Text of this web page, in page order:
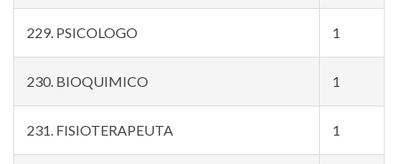
229. PSICOLOGO 1
230. BIOQUIMICO 1
231. FISIOTERAPEUTA 1